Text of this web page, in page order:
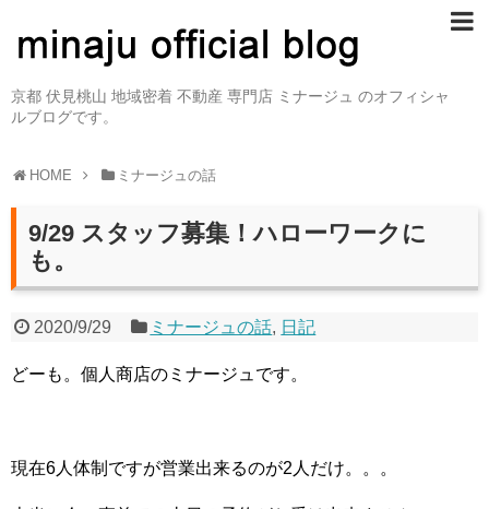
京都 伏見桃山 地域密着 不動産 専門店 ミナージュ のオフィシャ
ルブログです。
HOME ミナージュの話
9/29 スタッフ募集！ハローワークに
も。
2020/9/29 ミナージュの話, 日記
どーも。個人商店のミナージュです。
現在6人体制ですが営業出来るのが2人だけ。。。